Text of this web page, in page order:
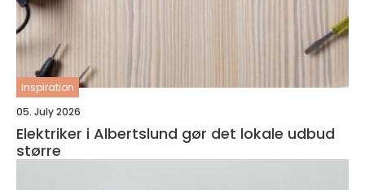
inspiration
05. July 2026
Elektriker i Albertslund gør det lokale udbud
større